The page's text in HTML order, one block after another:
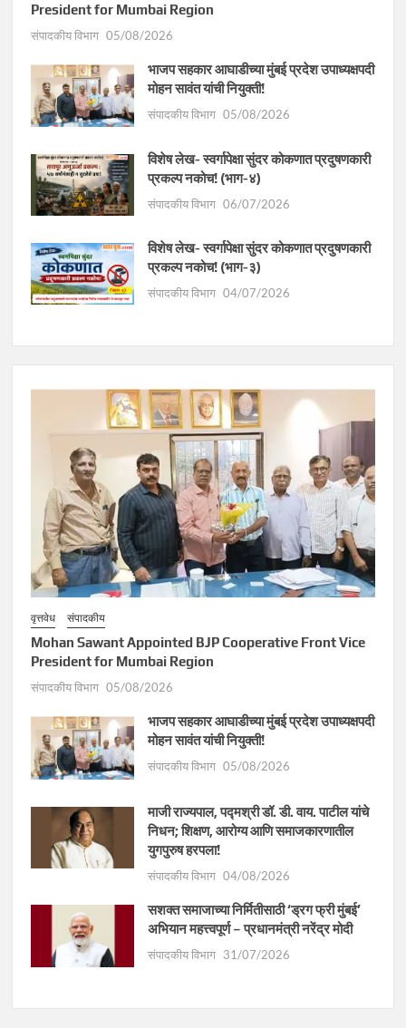
President for Mumbai Region
संपादकीय विभाग 05/08/2026
भाजप सहकार आघाडीच्या मुंबई प्रदेश उपाध्यक्षपदी
मोहन सावंत यांची नियुक्ती!
संपादकीय विभाग 05/08/2026
विशेष लेख- स्वर्गापेक्षा सुंदर कोकणात प्रदुषणकारी
प्रकल्प नकोच! (भाग-४)
संपादकीय विभाग 06/07/2026
विशेष लेख- स्वर्गापेक्षा सुंदर कोकणात प्रदुषणकारी
प्रकल्प नकोच! (भाग-३)
संपादकीय विभाग 04/07/2026
वृत्तवेध संपादकीय
Mohan Sawant Appointed BJP Cooperative Front Vice
President for Mumbai Region
संपादकीय विभाग 05/08/2026
भाजप सहकार आघाडीच्या मुंबई प्रदेश उपाध्यक्षपदी
मोहन सावंत यांची नियुक्ती!
संपादकीय विभाग 05/08/2026
माजी राज्यपाल, पद्मश्री डॉ. डी. वाय. पाटील यांचे
निधन; शिक्षण, आरोग्य आणि समाजकारणातील
युगपुरुष हरपला!
संपादकीय विभाग 04/08/2026
सशक्त समाजाच्या निर्मितीसाठी ‘ड्रग फ्री मुंबई’
अभियान महत्त्वपूर्ण – प्रधानमंत्री नरेंद्र मोदी
संपादकीय विभाग 31/07/2026